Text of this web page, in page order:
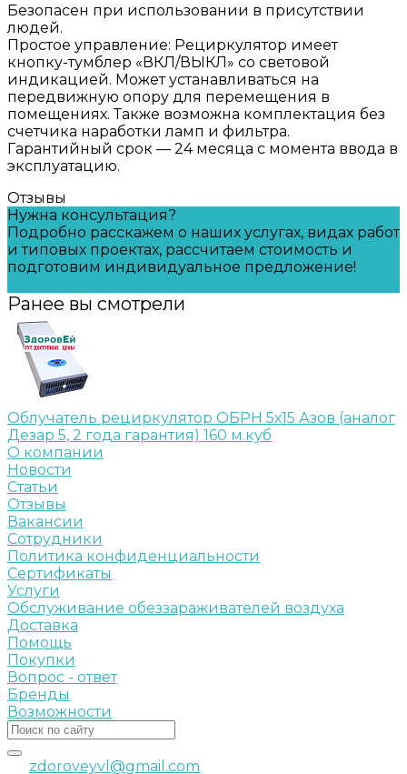
Безопасен при использовании в присутствии
людей.
Простое управление: Рециркулятор имеет
кнопку-тумблер «ВКЛ/ВЫКЛ» со световой
индикацией. Может устанавливаться на
передвижную опору для перемещения в
помещениях. Также возможна комплектация без
счетчика наработки ламп и фильтра.
Гарантийный срок — 24 месяца с момента ввода в
эксплуатацию.
Отзывы
Нужна консультация?
Подробно расскажем о наших услугах, видах работ
и типовых проектах, рассчитаем стоимость и
подготовим индивидуальное предложение!
Ранее вы смотрели
Облучатель рециркулятор ОБРН 5х15 Азов (аналог
Дезар 5, 2 года гарантия) 160 м.куб
О компании
Новости
Статьи
Отзывы
Вакансии
Сотрудники
Политика конфиденциальности
Сертификаты
Услуги
Обслуживание обеззараживателей воздуха
Доставка
Помощь
Покупки
Вопрос - ответ
Бренды
Возможности
zdoroveyvl@gmail.com